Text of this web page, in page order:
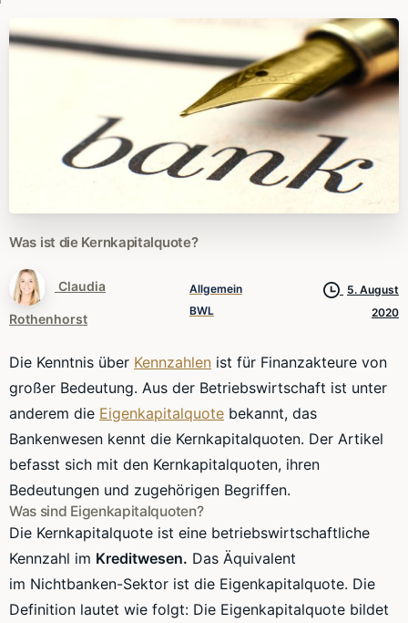
Was ist die Kernkapitalquote?
Claudia
Rothenhorst
Allgemein
BWL
5. August
2020
Die Kenntnis über Kennzahlen ist für Finanzakteure von
großer Bedeutung. Aus der Betriebswirtschaft ist unter
anderem die Eigenkapitalquote bekannt, das
Bankenwesen kennt die Kernkapitalquoten. Der Artikel
befasst sich mit den Kernkapitalquoten, ihren
Bedeutungen und zugehörigen Begriffen.
Was sind Eigenkapitalquoten?
Die Kernkapitalquote ist eine betriebswirtschaftliche
Kennzahl im Kreditwesen. Das Äquivalent
im Nichtbanken-Sektor ist die Eigenkapitalquote. Die
Definition lautet wie folgt: Die Eigenkapitalquote bildet